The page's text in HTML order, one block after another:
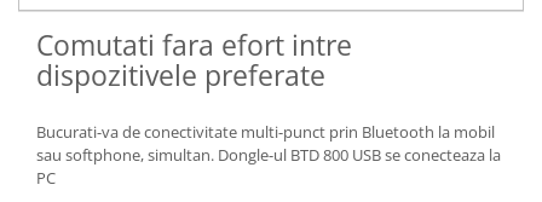
Comutati fara efort intre
dispozitivele preferate
Bucurati-va de conectivitate multi-punct prin Bluetooth la mobil
sau softphone, simultan. Dongle-ul BTD 800 USB se conecteaza la
PC